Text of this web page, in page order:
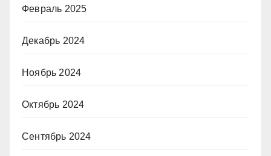
Февраль 2025
Декабрь 2024
Ноябрь 2024
Октябрь 2024
Сентябрь 2024